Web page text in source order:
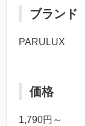
ブランド
PARULUX
価格
1,790円～